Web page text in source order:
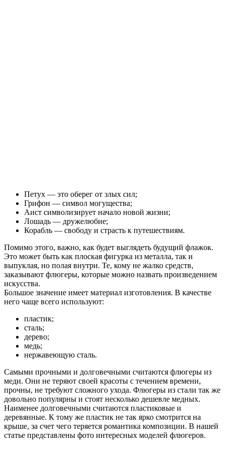
Петух — это оберег от злых сил;
Грифон — символ могущества;
Аист символизирует начало новой жизни;
Лошадь — дружелюбие;
Корабль — свободу и страсть к путешествиям.
Помимо этого, важно, как будет выглядеть будущий флажок.
Это может быть как плоская фигурка из металла, так и
выпуклая, но полая внутри. Те, кому не жалко средств,
заказывают флюгеры, которые можно назвать произведением
искусства.
Большое значение имеет материал изготовления. В качестве
него чаще всего используют:
пластик;
сталь;
дерево;
медь;
нержавеющую сталь.
Самыми прочными и долговечными считаются флюгеры из
меди. Они не теряют своей красоты с течением времени,
прочны, не требуют сложного ухода. Флюгеры из стали так же
довольно популярны и стоят несколько дешевле медных.
Наименее долговечными считаются пластиковые и
деревянные. К тому же пластик не так ярко смотрится на
крыше, за счет чего теряется романтика композиции. В нашей
статье представлены фото интересных моделей флюгеров.